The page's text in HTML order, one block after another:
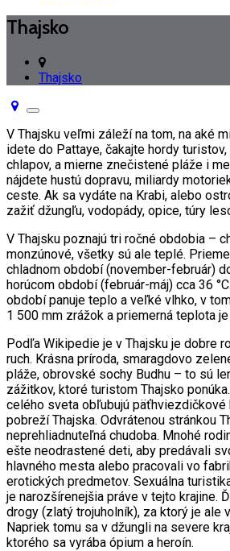
Thajsko
Thajsko
Toggle
navigation
V Thajsku veľmi záleží na tom, na aké
idete do Pattaye, čakajte hordy
chlapov, a mierne znečistené pláže i
nájdete hustú dopravu, miliardy
ceste. Ak sa vydáte na Krabi, alebo
zažiť džungľu, vodopády, opice, túry
V Thajsku poznajú tri ročné obdobia –
monzúnové, všetky sú ale teplé.
chladnom období (november-február)
horúcom období (február-máj) cca 36
období panuje teplo a veľké vlhko, v
1 500 mm zrážok a priemerná teplota je
Podľa Wikipedie je v Thajsku je dobre
ruch. Krásna príroda, smaragdovo
pláže, obrovské sochy Budhu – to sú
zážitkov, ktoré turistom Thajsko
celého sveta obľubujú päťhviezdičkové
pobreží Thajska. Odvrátenou stránkou
neprehliadnuteľná chudoba. Mnohé
ešte neodrastené deti, aby predávali
hlavného mesta alebo pracovali vo
erotických predmetov. Sexuálna
je narozšírenejšia práve v tejto krajine.
drogy (zlatý trojuholník), za ktorý je ale
Napriek tomu sa v džungli na severe
ktorého sa vyrába ópium a heroín.